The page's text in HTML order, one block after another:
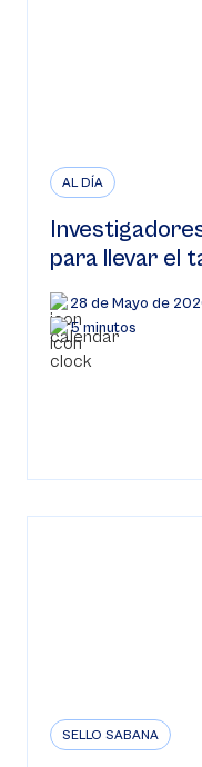
AL DÍA
para llevar el
28 de Mayo de
5 minutos
SELLO SABANA